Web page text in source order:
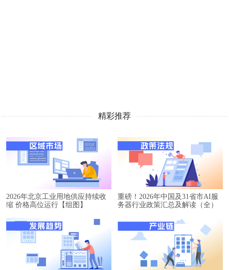
精彩推荐
2026年北京工业用地供应持续收
缩 价格高位运行【组图】
重磅！2026年中国及31省市AI服
务器行业政策汇总及解读（全）